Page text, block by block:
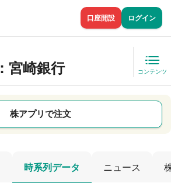
口座開設 ログイン
：宮崎銀行 コンテンツ
株アプリで注文
時系列データ ニュース